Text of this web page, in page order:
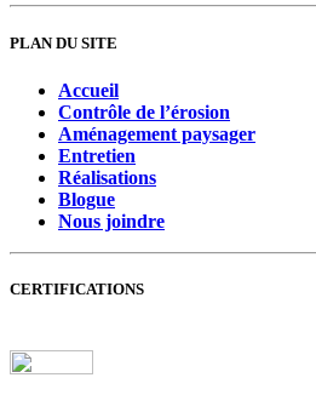
PLAN DU SITE
Accueil
Contrôle de l’érosion
Aménagement paysager
Entretien
Réalisations
Blogue
Nous joindre
CERTIFICATIONS